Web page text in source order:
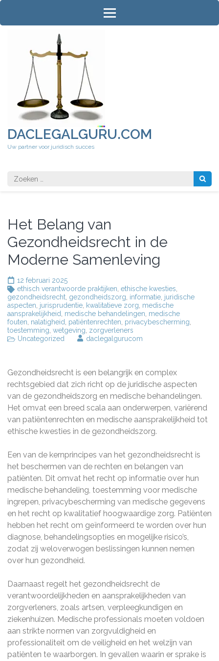
Ga
inhoud
DACLEGALGURU.COM
Uw partner voor juridisch succes
Zoeken
naar:
Het Belang van
Gezondheidsrecht in de
Moderne Samenleving
12 februari 2025
ethisch verantwoorde praktijken ethische kwesties
gezondheidsrecht gezondheidszorg informatie juridische
aspecten jurisprudentie kwalitatieve zorg medische
aansprakelijkheid
medische behandelingen medische
fouten nalatigheid patiëntenrechten privacybescherming
toestemming wetgeving zorgverleners
Uncategorized
daclegalgurucom
Gezondheidsrecht is een belangrijk en complex
rechtsgebied dat zich richt op de juridische aspecten
van de gezondheidszorg en medische behandelingen.
Het omvat een breed scala aan onderwerpen, variërend
van patiëntenrechten en medische aansprakelijkheid tot
ethische kwesties in de gezondheidszorg.
Een van de kernprincipes van het gezondheidsrecht is
het beschermen van de rechten en belangen van
patiënten. Dit omvat het recht op informatie over hun
medische behandeling, toestemming voor medische
ingrepen, privacybescherming van medische gegevens
en het recht op kwalitatief hoogwaardige zorg. Patiënten
hebben het recht om geïnformeerd te worden over hun
diagnose, behandelingsopties en mogelijke risico’s,
zodat zij weloverwogen beslissingen kunnen nemen
over hun gezondheid.
Daarnaast regelt het gezondheidsrecht de
verantwoordelijkheden en aansprakelijkheden van
zorgverleners, zoals artsen, verpleegkundigen en
ziekenhuizen. Medische professionals moeten voldoen
aan strikte normen van zorgvuldigheid en
professionaliteit om de veiligheid en het welzijn van
patiënten te waarborgen. In gevallen waarin er sprake is